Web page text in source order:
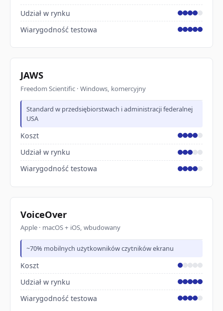
Udział w rynku
Wiarygodność testowa
JAWS
Freedom Scientific · Windows, komercyjny
Standard w przedsiębiorstwach i administracji federalnej
USA
Koszt
Udział w rynku
Wiarygodność testowa
VoiceOver
Apple · macOS + iOS, wbudowany
~70% mobilnych użytkowników czytników ekranu
Koszt
Udział w rynku
Wiarygodność testowa